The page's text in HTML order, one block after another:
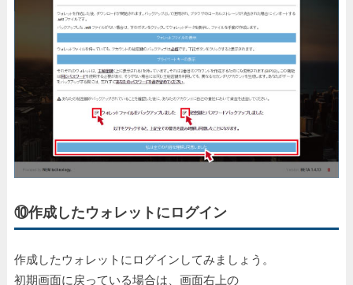
⑩作成したウォレットにログイン
作成したウォレットにログインしてみましょう。
初期画面に戻っている場合は、画面右上の